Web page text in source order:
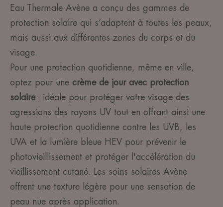
Eau Thermale Avène a conçu des gammes de
protection solaire qui s’adaptent à toutes les peaux,
mais aussi aux différentes zones du corps et du
visage.
Pour une protection quotidienne, même en ville,
optez pour une crème de jour avec protection
solaire: idéale pour protéger votre visage des
agressions des rayons UV tout en offrant ainsi une
haute protection quotidienne contre les UVB, les
UVA et la lumière bleue HEV pour prévenir le
photovieillissement et protéger l'accélération du
vieillissement cutané. Les soins solaires Avène
offrent une texture légère pour une sensation de
peau nue après application.